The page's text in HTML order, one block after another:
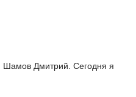
Шамов Дмитрий. Сегодня я